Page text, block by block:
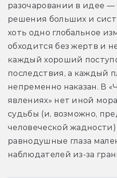
разочаровании в идее —
решения больших и
хоть одно глобальное
обходится без жертв и
каждый хороший
последствия, а каждый
непременно наказан. В
явлениях» нет иной
судьбы (и, возможно,
человеческой
равнодушные глаза
наблюдателей из-за